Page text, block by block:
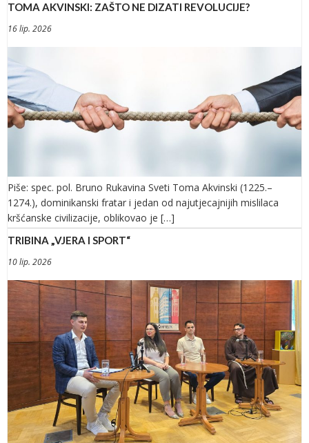
TOMA AKVINSKI: ZAŠTO NE DIZATI REVOLUCIJE?
16 lip. 2026
Piše: spec. pol. Bruno Rukavina Sveti Toma Akvinski (1225.–
1274.), dominikanski fratar i jedan od najutjecajnijih mislilaca
kršćanske civilizacije, oblikovao je […]
TRIBINA „VJERA I SPORT“
10 lip. 2026